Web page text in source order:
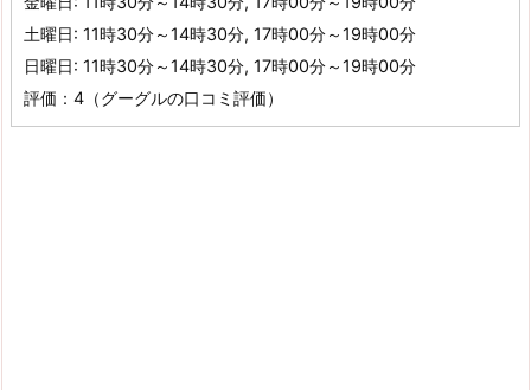
土曜日: 11時30分～14時30分, 17時00分～19時00分
日曜日: 11時30分～14時30分, 17時00分～19時00分
評価：4（グーグルの口コミ評価）